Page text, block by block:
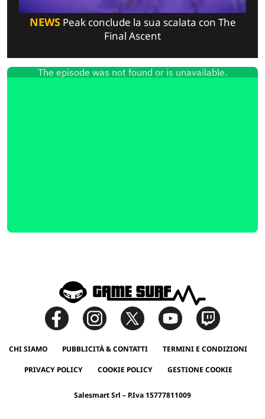
NEWSPeak conclude la sua scalata con The
Final Ascent
CHI SIAMO PUBBLICITÀ & CONTATTI TERMINI E CONDIZIONI
PRIVACY POLICY COOKIE POLICY GESTIONE COOKIE
Salesmart Srl – P.Iva 15777811009